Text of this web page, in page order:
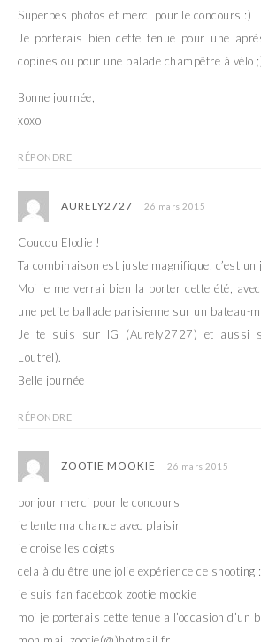
Superbes photos et merci pour le concours :)
Je porterais bien cette tenue pour une
copines ou pour une balade champêtre à vélo
Bonne journée,
xoxo
RÉPONDRE
AURELY2727 26 mars 2015
Coucou Elodie !
Ta combinaison est juste magnifique, c’est un
Moi je me verrai bien la porter cette été,
une petite ballade parisienne sur un bateau-
Je te suis sur IG (Aurely2727) et aussi
Loutrel).
Belle journée
RÉPONDRE
ZOOTIE MOOKIE 26 mars 2015
bonjour merci pour le concours
je tente ma chance avec plaisir
je croise les doigts
cela à du être une jolie expérience ce shooting
je suis fan facebook zootie mookie
moi je porterais cette tenue a l’occasion d’un